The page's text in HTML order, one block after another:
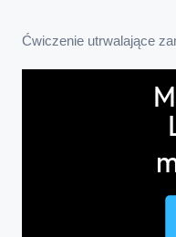
Ćwiczenie utrwalające